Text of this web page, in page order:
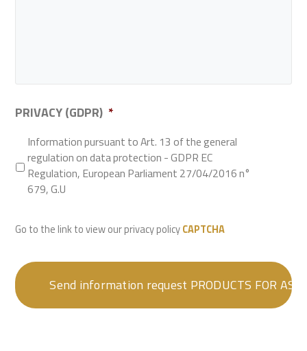
PRIVACY (GDPR) *
Information pursuant to Art. 13 of the general
regulation on data protection - GDPR EC
Regulation, European Parliament 27/04/2016 n°
679, G.U
Go to the link to view our privacy policyCAPTCHA